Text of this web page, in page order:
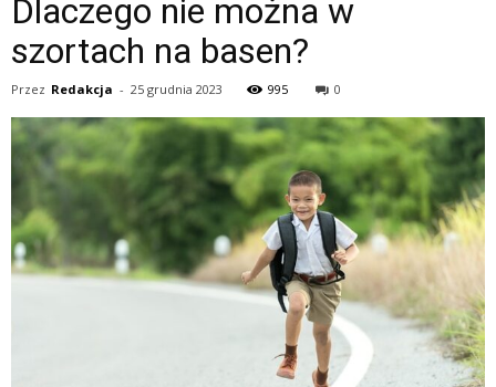
Dlaczego nie można w
szortach na basen?
Przez Redakcja - 25 grudnia 2023 995 0